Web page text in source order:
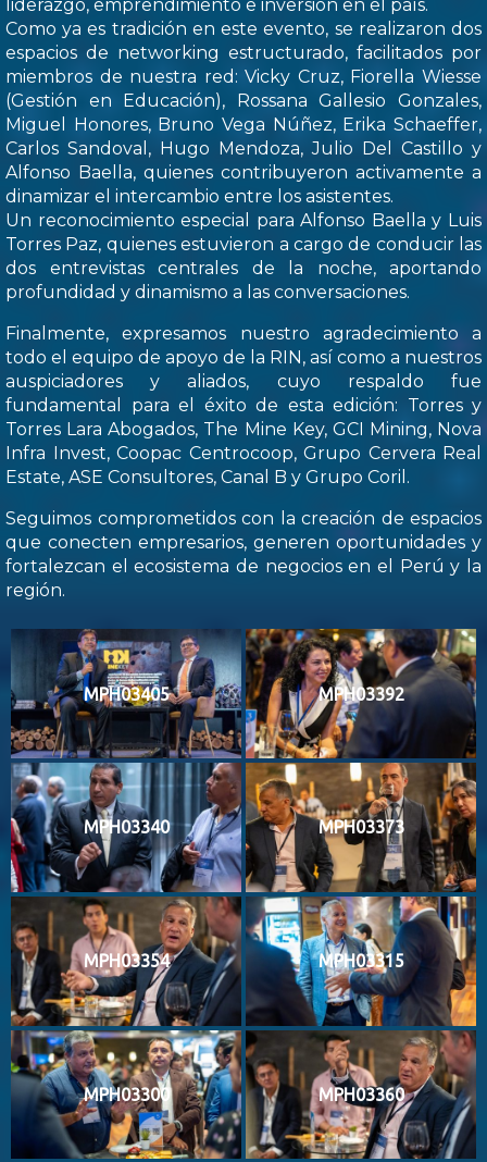
liderazgo, emprendimiento e inversión en el país.
Como ya es tradición en este evento, se realizaron dos
espacios de networking estructurado, facilitados por
miembros de nuestra red: Vicky Cruz, Fiorella Wiesse
(Gestión en Educación), Rossana Gallesio Gonzales,
Miguel Honores, Bruno Vega Núñez, Erika Schaeffer,
Carlos Sandoval, Hugo Mendoza, Julio Del Castillo y
Alfonso Baella, quienes contribuyeron activamente a
dinamizar el intercambio entre los asistentes.
Un reconocimiento especial para Alfonso Baella y Luis
Torres Paz, quienes estuvieron a cargo de conducir las
dos entrevistas centrales de la noche, aportando
profundidad y dinamismo a las conversaciones.
Finalmente, expresamos nuestro agradecimiento a
todo el equipo de apoyo de la RIN, así como a nuestros
auspiciadores y aliados, cuyo respaldo fue
fundamental para el éxito de esta edición: Torres y
Torres Lara Abogados, The Mine Key, GCI Mining, Nova
Infra Invest, Coopac Centrocoop, Grupo Cervera Real
Estate, ASE Consultores, Canal B y Grupo Coril.
Seguimos comprometidos con la creación de espacios
que conecten empresarios, generen oportunidades y
fortalezcan el ecosistema de negocios en el Perú y la
región.
MPH03405 MPH03392
MPH03340 MPH03373
MPH03354 MPH03315
MPH03300 MPH03360